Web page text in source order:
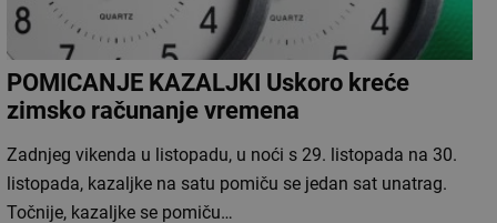
POMICANJE KAZALJKI Uskoro kreće
zimsko računanje vremena
Zadnjeg vikenda u listopadu, u noći s 29. listopada na 30.
listopada, kazaljke na satu pomiču se jedan sat unatrag.
Točnije, kazaljke se pomiču…